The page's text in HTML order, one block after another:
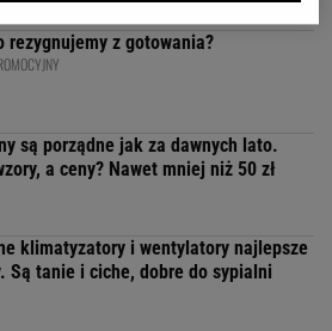
rezygnujemy z gotowania?
są porządne jak za dawnych lato.
a ceny? Nawet mniej niż 50 zł
klimatyzatory i wentylatory najlepsze
Są tanie i ciche, dobre do sypialni